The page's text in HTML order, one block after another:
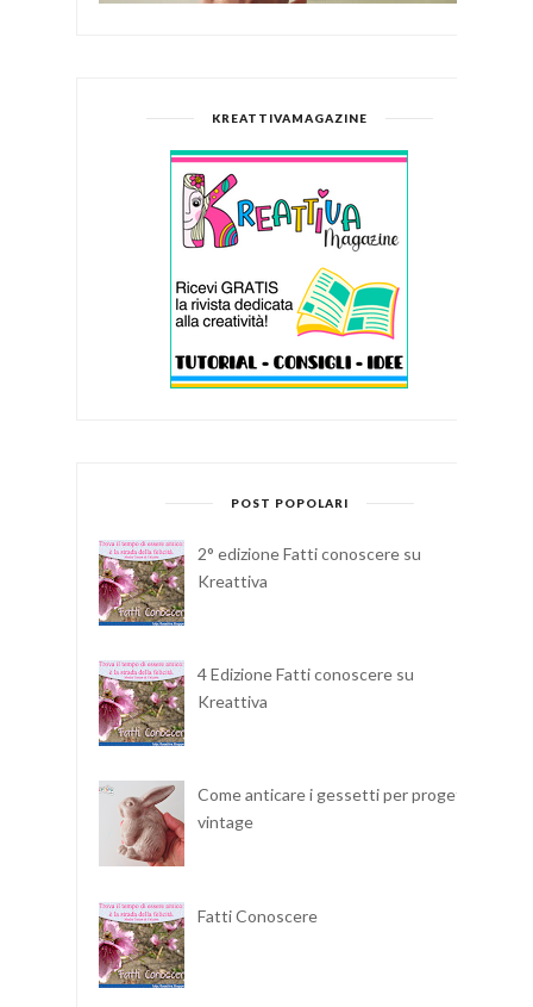
KREATTIVAMAGAZINE
POST POPOLARI
2° edizione Fatti conoscere su
Kreattiva
4 Edizione Fatti conoscere su
Kreattiva
Come anticare i gessetti per progetti
vintage
Fatti Conoscere